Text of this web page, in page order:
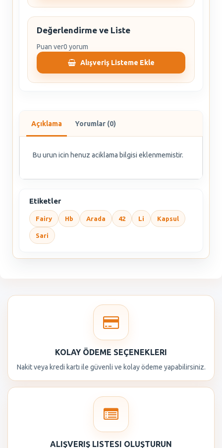
Değerlendirme ve Liste
Puan ver0 yorum
Alışveriş Listeme Ekle
Açıklama Yorumlar (0)
Bu urun icin henuz aciklama bilgisi eklenmemistir.
Etiketler
Fairy Hb Arada 42 Li Kapsul
Sari
KOLAY ÖDEME SEÇENEKLERI
Nakit veya kredi kartı ile güvenli ve kolay ödeme yapabilirsiniz.
ALIŞVERIŞ LISTESI OLUŞTURUN